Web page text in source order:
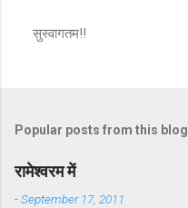
C
m
m
e
सुस्वागतम!!
Popular posts from this blog
रामेश्वरम में
-September 17, 2011